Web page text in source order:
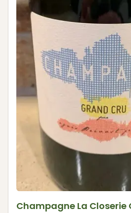
Champagne La Closerie